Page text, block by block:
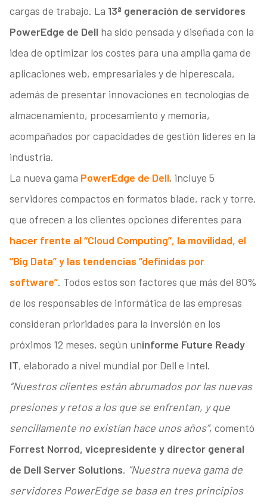
cargas de trabajo. La 13ª generación de servidores
PowerEdge de Dell ha sido pensada y diseñada con la
idea de optimizar los costes para una amplia gama de
aplicaciones web, empresariales y de hiperescala,
además de presentar innovaciones en tecnologías de
almacenamiento, procesamiento y memoria,
acompañados por capacidades de gestión líderes en la
industria.
La nueva gama PowerEdge de Dell, incluye 5
servidores compactos en formatos blade, rack y torre,
que ofrecen a los clientes opciones diferentes para
hacer frente al “Cloud Computing”, la movilidad, el
“Big Data” y las tendencias “definidas por
software”. Todos estos son factores que más del 80%
de los responsables de informática de las empresas
consideran prioridades para la inversión en los
próximos 12 meses, según uninforme Future Ready
IT, elaborado a nivel mundial por Dell e Intel.
“Nuestros clientes están abrumados por las nuevas
presiones y retos a los que se enfrentan, y que
sencillamente no existían hace unos años”, comentó
Forrest Norrod, vicepresidente y director general
de Dell Server Solutions. “Nuestra nueva gama de
servidores PowerEdge se basa en tres principios